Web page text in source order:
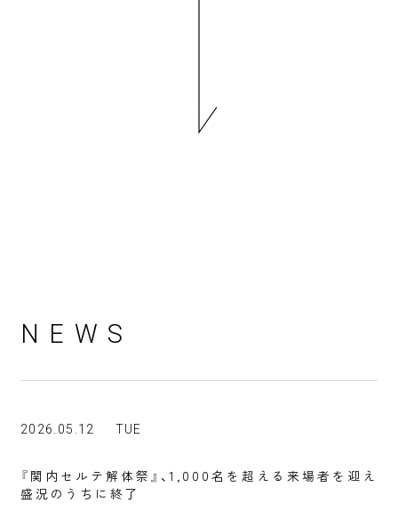
NEWS
2026.05.12 TUE
『関内セルテ解体祭』、1,000名を超える来場者を迎え
盛況のうちに終了